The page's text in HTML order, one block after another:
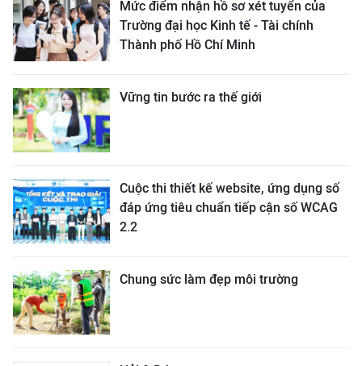
Mức điểm nhận hồ sơ xét tuyển của
Trường đại học Kinh tế - Tài chính
Thành phố Hồ Chí Minh
Vững tin bước ra thế giới
Cuộc thi thiết kế website, ứng dụng số
đáp ứng tiêu chuẩn tiếp cận số WCAG
2.2
Chung sức làm đẹp môi trường